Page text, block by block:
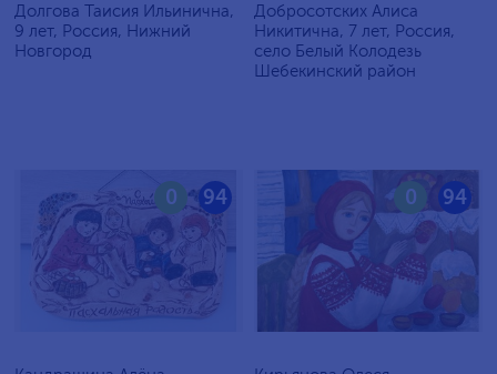
Долгова Таисия Ильинична,
9 лет, Россия, Нижний
Новгород
Добросотских Алиса
Никитична, 7 лет, Россия,
село Белый Колодезь
Шебекинский район
94
0 94
0